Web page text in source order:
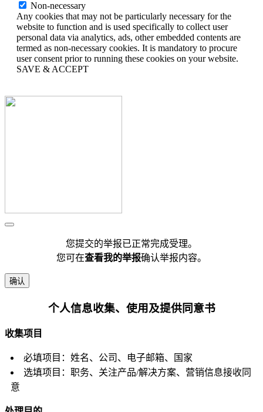
Non-necessary
Any cookies that may not be particularly necessary for the
website to function and is used specifically to collect user
personal data via analytics, ads, other embedded contents are
termed as non-necessary cookies. It is mandatory to procure
user consent prior to running these cookies on your website.
SAVE & ACCEPT
您提交的举报已正常完成受理。
您可在查看我的举报确认举报内容。
确认
个人信息收集、使用及提供同意书
收集项目
必填项目：姓名、公司、电子邮箱、国家
选填项目：职务、关注产品/解决方案、营销信息接收同
意